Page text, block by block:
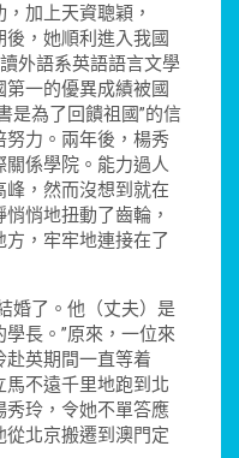
加上天資聰穎，
，她順利進入我國
外語系英語語言文學
一的優異成績被國
是為了回饋祖國”的信
努力。兩年後，楊秀
係學院。能力過人
，然而沒想到就在
悄地扭動了齒輪，
，牢牢地連接在了
了。他（丈夫）是
長。”原來，一位來
赴英期間一直等着
不遠千里地跑到北
秀玲，令她不單答應
北京搬遷到澳門定